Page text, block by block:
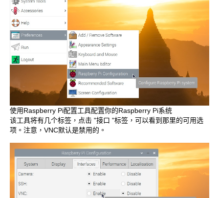
使用Raspberry Pi配置工具配置你的Raspberry Pi系统
该工具将有几个标签，点击 "接口 "标签，可以看到那里的可用选
项。注意，VNC默认是禁用的。